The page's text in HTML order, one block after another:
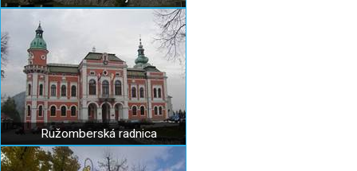
Ružomberská radnica